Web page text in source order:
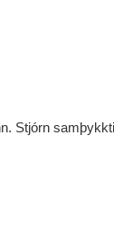
Stjórn